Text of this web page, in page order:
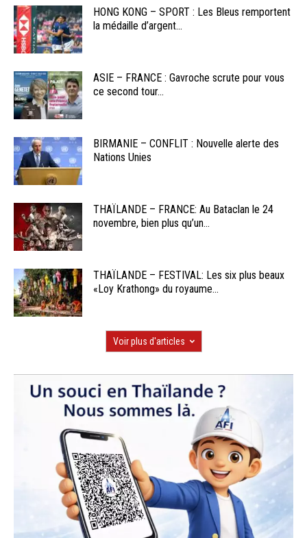
HONG KONG – SPORT : Les Bleus remportent
la médaille d’argent...
ASIE – FRANCE : Gavroche scrute pour vous
ce second tour...
BIRMANIE – CONFLIT : Nouvelle alerte des
Nations Unies
THAÏLANDE – FRANCE: Au Bataclan le 24
novembre, bien plus qu’un...
THAÏLANDE – FESTIVAL: Les six plus beaux
«Loy Krathong» du royaume...
Voir plus d'articles